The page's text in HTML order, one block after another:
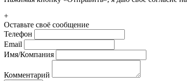
+
Оставьте своё сообщение
Телефон
Email
Имя/Компания
Комментарий